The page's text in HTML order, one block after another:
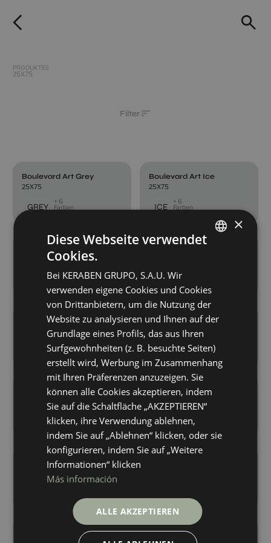
PRODUKTES
25X75
Filter
Boulevard Art Grey
25X75
GREY
+ 6
Farben
Boulevard Art Ice
25X75
ICE
+ 6
Farben
TAUPE
+ 6
Farben ICE
+ 6
Farben
Boulevard Grey
GREY
+ 6
Farben
Boulevard Ice
25X75
ICE
+ 6
Farben
Boulevard Taupe
TAUPE Farben
Ethereal Beige
BEIGE Farben
Ethereal Concept Beige
Lune Beige
FRENCH
×
Diese Webseite verwendet
Cookies.
Bei KERABEN GRUPO, S.A.U. Wir
verwenden eigene Cookies und Cookies
von Drittanbietern, um die Nutzung der
Website zu analysieren und Ihnen auf der
Grundlage eines Profils, das aus Ihren
Surfgewohnheiten (z. B. besuchte Seiten)
erstellt wird, Werbung im Zusammenhang
mit Ihren Präferenzen anzuzeigen. Sie
können alle Cookies akzeptieren, indem
Sie auf die Schaltfläche „AKZEPTIEREN“
klicken, ihre Verwendung ablehnen,
indem Sie auf „Ablehnen“ klicken, oder sie
konfigurieren, indem Sie auf „Weitere
Informationen“ klicken
Más información
ALLE AKZEPTIEREN